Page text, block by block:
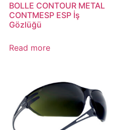
BOLLE CONTOUR METAL
CONTMESP ESP İş
Gözlüğü
Read more